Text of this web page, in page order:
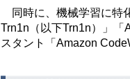
同時に、機械学習に特
Trn1n（以下Trn1n）」「
スタント「Amazon